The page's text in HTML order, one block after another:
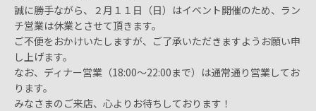
誠に勝手ながら、２月１１日（日）はイベント開催のため、ラン
チ営業は休業とさせて頂きます。
ご不便をおかけいたしますが、ご了承いただきますようお願い申
し上げます。
なお、ディナー営業（18:00〜22:00まで）は通常通り営業してお
ります。
みなさまのご来店、心よりお待ちしております！